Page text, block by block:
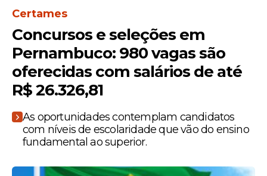
Certames
Concursos e seleções em
Pernambuco: 980 vagas são
oferecidas com salários de até
R$ 26.326,81
As oportunidades contemplam candidatos
com níveis de escolaridade que vão do ensino
fundamental ao superior.